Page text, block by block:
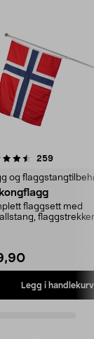
259
og
flaggsett med
Legg i handlekurv
4.5 av 5 stjerner